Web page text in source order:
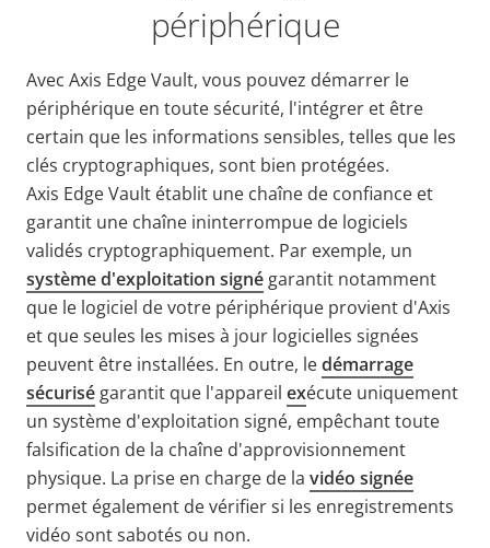
périphérique
Avec Axis Edge Vault, vous pouvez démarrer le
périphérique en toute sécurité, l'intégrer et être
certain que les informations sensibles, telles que les
clés cryptographiques, sont bien protégées.
Axis Edge Vault établit une chaîne de confiance et
garantit une chaîne ininterrompue de logiciels
validés cryptographiquement. Par exemple, un
système d'exploitation signé garantit notamment
que le logiciel de votre périphérique provient d'Axis
et que seules les mises à jour logicielles signées
peuvent être installées. En outre, ledémarrage
sécurisé garantit que l'appareil exécute uniquement
un système d'exploitation signé, empêchant toute
falsification de la chaîne d'approvisionnement
physique. La prise en charge de la vidéo signée
permet également de vérifier si les enregistrements
vidéo sont sabotés ou non.